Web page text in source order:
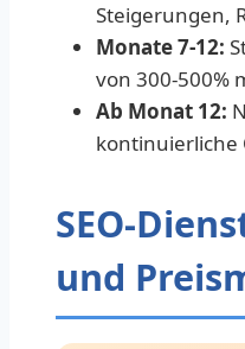
Steigerungen,
Monate 7-12:
von 300-500%
Ab Monat 12:
kontinuierliche
SEO-
und